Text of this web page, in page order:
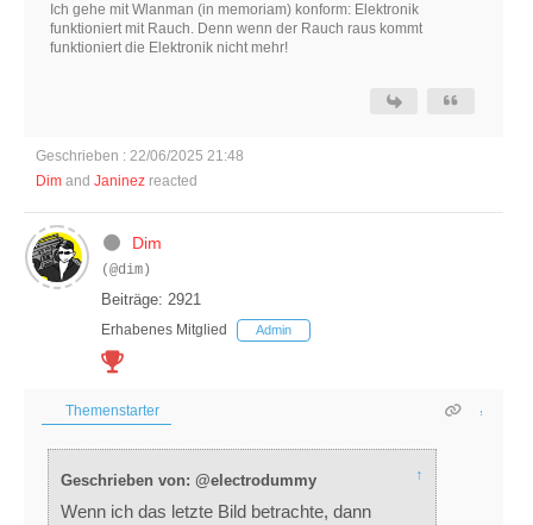
Ich gehe mit Wlanman (in memoriam) konform: Elektronik
funktioniert mit Rauch. Denn wenn der Rauch raus kommt
funktioniert die Elektronik nicht mehr!
Geschrieben : 22/06/2025 21:48
Dim and Janinez reacted
Dim
(@dim)
Beiträge: 2921
Erhabenes Mitglied Admin
Themenstarter
Geschrieben von: @electrodummy ↑
Wenn ich das letzte Bild betrachte, dann